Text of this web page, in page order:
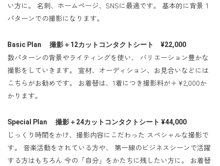
い方に。 名刺、ホームページ、SNSに最適です。 基本的に背景１
パターンでの撮影になります。
Basic Plan 撮影＋12カットコンタクトシート ¥22,000
数パターンの背景やライティングを使い、 バリエーション豊かな
撮影をしていきます。 宣材、オーディション、お見合いなどには
こちらがお勧めです。 お着替は、1着につき撮影料が＋¥2,000か
かります。
Special Plan 撮影＋24カットコンタクトシート ¥44,000
じっくり時間をかけ、撮影内容にこだわった スペシャルな撮影で
す。 音楽活動をされている方や、 第一線のビジネスシーンで活躍
する方はもちろん 今の「自分」をかたちに残したい方に。 お着替